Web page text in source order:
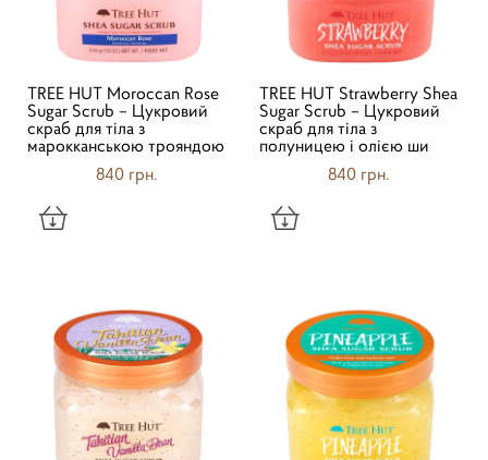
TREE HUT Moroccan Rose
Sugar Scrub – Цукровий
скраб для тіла з
марокканською трояндою
840 грн.
TREE HUT Strawberry Shea
Sugar Scrub – Цукровий
скраб для тіла з
полуницею і олією ши
840 грн.